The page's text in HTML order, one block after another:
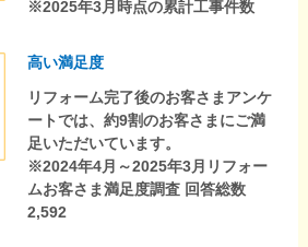
※2025年3月時点の累計工事件数
高い満足度
リフォーム完了後のお客さまアンケ
ートでは、約9割のお客さまにご満
足いただいています。
※2024年4月～2025年3月リフォー
ムお客さま満足度調査 回答総数
2,592